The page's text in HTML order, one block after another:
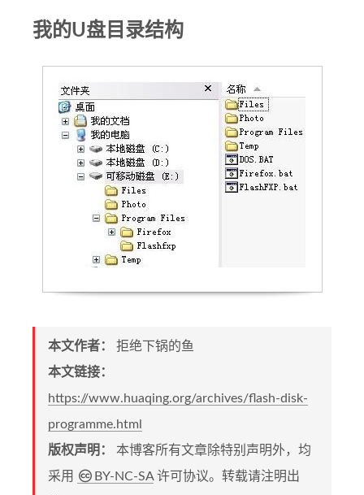
我的U盘目录结构
本文作者： 拒绝下锅的鱼
本文链接：
https://www.huaqing.org/archives/flash-disk-
programme.html
版权声明： 本博客所有文章除特别声明外，均
采用
BY-NC-SA许可协议。转载请注明出